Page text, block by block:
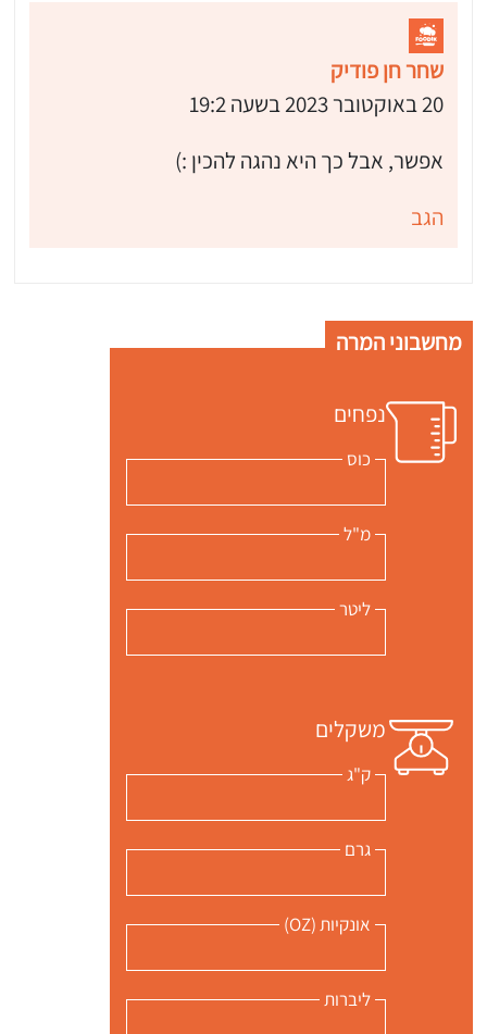
שחר חן פודיק
20 באוקטובר 2023 בשעה 19:2
אפשר, אבל כך היא נהגה להכין :)
הגב
מחשבוני המרה
נפחים
כוס
מ"ל
ליטר
משקלים
ק"ג
גרם
אונקיות (OZ)
ליברות